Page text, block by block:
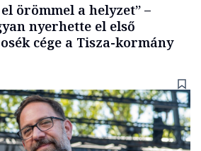
örömmel a helyzet” –
nyerhette el első
cége a Tisza-kormány